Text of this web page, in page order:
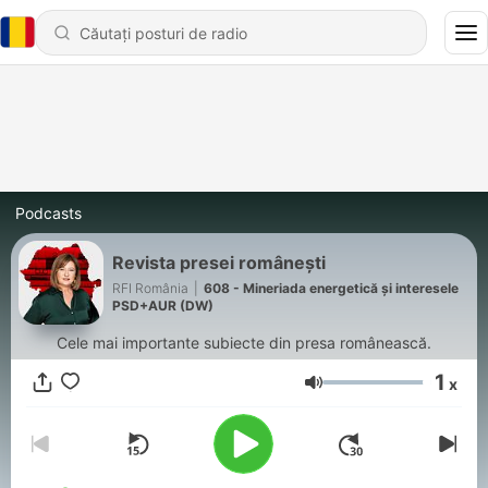
Podcasts
Revista presei românești
RFI România
608 - Mineriada energetică și interesele
PSD+AUR (DW)
Cele mai importante subiecte din presa românească.
Volum 1 x